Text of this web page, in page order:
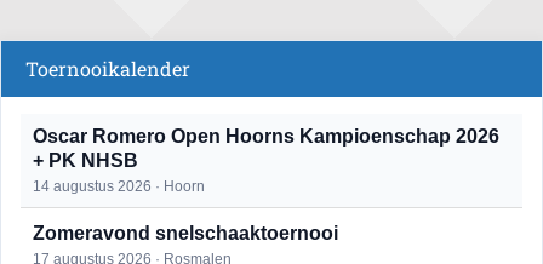
Toernooikalender
Oscar Romero Open Hoorns Kampioenschap 2026
+ PK NHSB
14 augustus 2026 · Hoorn
Zomeravond snelschaaktoernooi
17 augustus 2026 · Rosmalen